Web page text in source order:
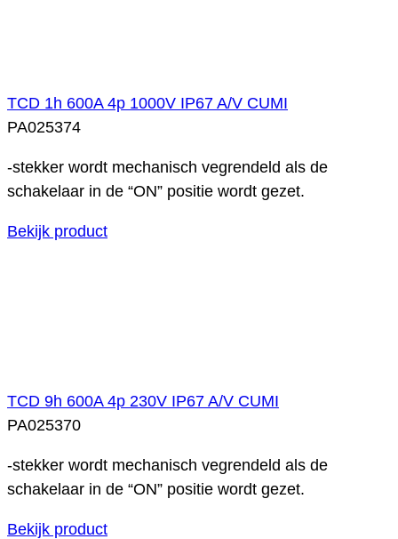
TCD 1h 600A 4p 1000V IP67 A/V CUMI
PA025374
-stekker wordt mechanisch vegrendeld als de
schakelaar in de “ON” positie wordt gezet.
Bekijk product
TCD 9h 600A 4p 230V IP67 A/V CUMI
PA025370
-stekker wordt mechanisch vegrendeld als de
schakelaar in de “ON” positie wordt gezet.
Bekijk product